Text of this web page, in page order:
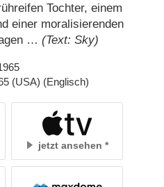
Tochter, einem
einer moralisierenden
… (Text: Sky)
(USA) (Englisch)
jetzt ansehen